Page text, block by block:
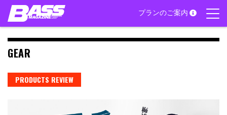
Skip
content
プランのご案内
GEAR
PRODUCTS REVIEW